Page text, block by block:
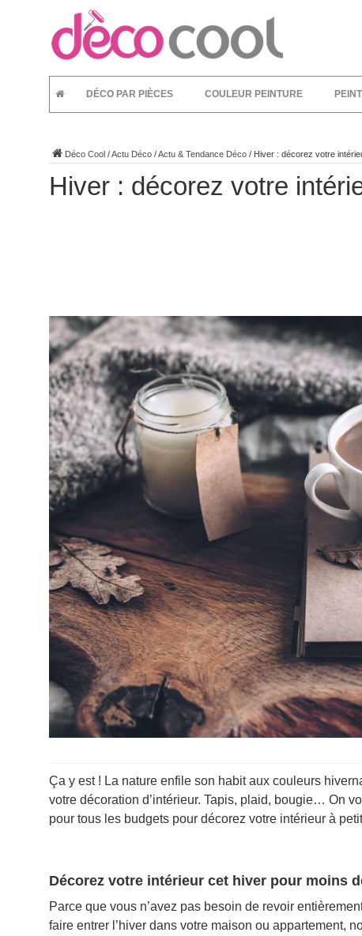
DÉCO PAR PIÈCES COULEUR PEINTURE
Déco Cool /Actu Déco /Actu & Tendance Déco / Hiver : décorez votre
Hiver : décorez votre
Ça y est ! La nature enfile son habit aux couleurs
votre décoration d’intérieur. Tapis, plaid, bougie… On
pour tous les budgets pour décorez votre intérieur à
Décorez votre intérieur cet hiver pour moins
Parce que vous n’avez pas besoin de revoir
faire entrer l’hiver dans votre maison ou appartement,